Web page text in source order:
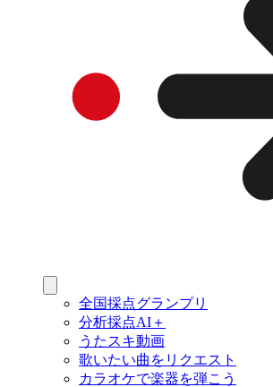
全国採点グランプリ
分析採点AI＋
うたスキ動画
歌いたい曲をリクエスト
カラオケで楽器を弾こう